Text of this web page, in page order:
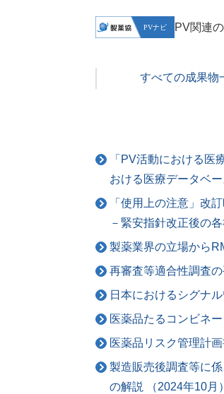
PV関連
すべての成果物
「PV活動における
おける医療データベ
「使用上の注意」改
－緊安指針改正後の
製薬業界の立場から
再審査等適合性調査
日本におけるシグナ
医薬品たるコンビネ
医薬品リスク管理計
製造販売後調査等に
の解説 （2024年10月）